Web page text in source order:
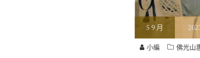
5 9 月
小編 佛光山